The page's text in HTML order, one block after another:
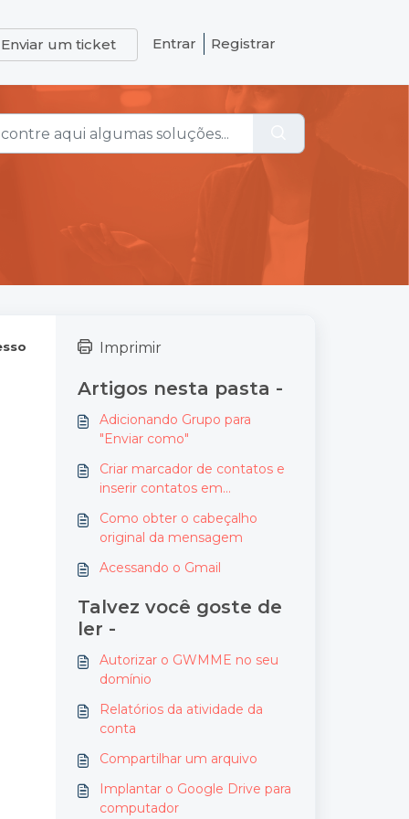
Enviar um ticket Entrar Registrar
Imprimir
Artigos nesta pasta -
Adicionando Grupo para
"Enviar como"
Criar marcador de contatos e
inserir contatos em
Como obter o cabeçalho
original da mensagem
Acessando o Gmail
Talvez você goste de
ler -
Autorizar o GWMME no seu
domínio
Relatórios da atividade da
conta
Compartilhar um arquivo
Implantar o Google Drive para
computador